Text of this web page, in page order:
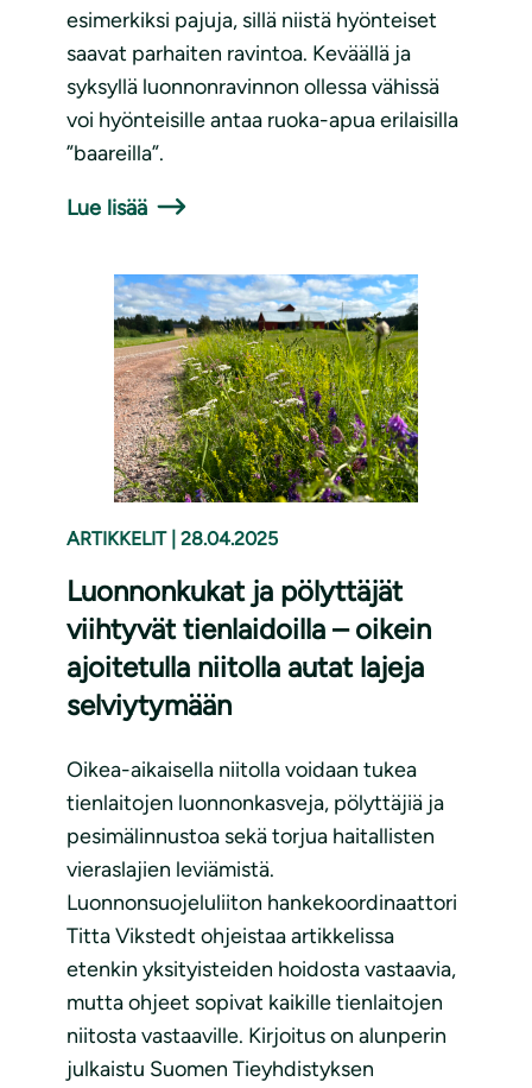
esimerkiksi pajuja, sillä niistä hyönteiset
saavat parhaiten ravintoa. Keväällä ja
syksyllä luonnonravinnon ollessa vähissä
voi hyönteisille antaa ruoka-apua erilaisilla
”baareilla”.
Lue lisää
ARTIKKELIT 28.04.2025
Luonnonkukat ja pölyttäjät
viihtyvät tienlaidoilla – oikein
ajoitetulla niitolla autat lajeja
selviytymään
Oikea-aikaisella niitolla voidaan tukea
tienlaitojen luonnonkasveja, pölyttäjiä ja
pesimälinnustoa sekä torjua haitallisten
vieraslajien leviämistä.
Luonnonsuojeluliiton hankekoordinaattori
Titta Vikstedt ohjeistaa artikkelissa
etenkin yksityisteiden hoidosta vastaavia,
mutta ohjeet sopivat kaikille tienlaitojen
niitosta vastaaville. Kirjoitus on alunperin
julkaistu Suomen Tieyhdistyksen